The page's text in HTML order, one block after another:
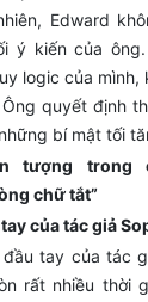
Edward
ý kiến của
logic của mình,
quyết định
bí mật tối
tượng trong
chữ tắt”
của tác giả
tay của tác
rất nhiều thời